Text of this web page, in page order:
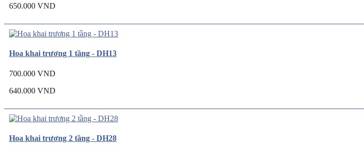
650.000 VND
Hoa khai trương 1 tầng - DH13
700.000 VND
640.000 VND
Hoa khai trương 2 tầng - DH28